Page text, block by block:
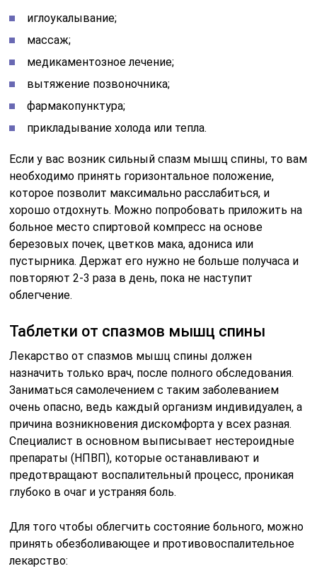
иглоукалывание;
массаж;
медикаментозное лечение;
вытяжение позвоночника;
фармакопунктура;
прикладывание холода или тепла.
Если у вас возник сильный спазм мышц спины, то вам
необходимо принять горизонтальное положение,
которое позволит максимально расслабиться, и
хорошо отдохнуть. Можно попробовать приложить на
больное место спиртовой компресс на основе
березовых почек, цветков мака, адониса или
пустырника. Держат его нужно не больше получаса и
повторяют 2-3 раза в день, пока не наступит
облегчение.
Таблетки от спазмов мышц спины
Лекарство от спазмов мышц спины должен
назначить только врач, после полного обследования.
Заниматься самолечением с таким заболеванием
очень опасно, ведь каждый организм индивидуален, а
причина возникновения дискомфорта у всех разная.
Специалист в основном выписывает нестероидные
препараты (НПВП), которые останавливают и
предотвращают воспалительный процесс, проникая
глубоко в очаг и устраняя боль.
Для того чтобы облегчить состояние больного, можно
принять обезболивающее и противовоспалительное
лекарство: